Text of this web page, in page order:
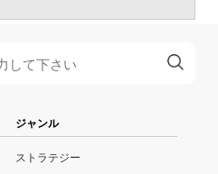
ジャンル
ストラテジー